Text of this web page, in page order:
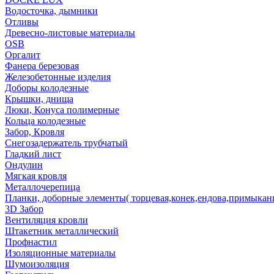
Водосточка, дымники
Отливы
Древесно-листовые материалы
OSB
Оргалит
Фанера березовая
Железобетонные изделия
Доборы колодезные
Крышки, днища
Люки, Конуса полимерные
Кольца колодезные
Забор, Кровля
Снегозадержатель трубчатый
Гладкий лист
Ондулин
Мягкая кровля
Металлочерепица
Планки, доборные элементы(
3D Забор
Вентиляция кровли
Штакетник металлический
Профнастил
Изоляционные материалы
Шумоизоляция